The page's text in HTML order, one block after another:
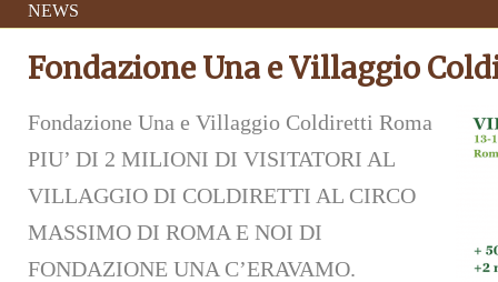
NEWS
Fondazione Una e Villaggio
Fondazione Una e Villaggio Coldiretti Roma
PIU’ DI 2 MILIONI DI VISITATORI AL
VILLAGGIO DI COLDIRETTI AL CIRCO
MASSIMO DI ROMA E NOI DI
FONDAZIONE UNA C’ERAVAMO.